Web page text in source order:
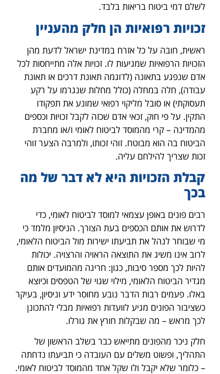
לשלם דמי ביטוח בריאות בלבד.
זכויות רפואיות הן חלק מהעניין
ראשית, חובה על כל אזרח במדינת ישראל לדעת מהן
הזכויות הרפואיות שמגיעות לו. זכויות אלה מתייחסות לכל
אדם שנפגע בתאונה (לדוגמה תאונת דרכים או תאונת
עבודה), חלה במחלה (כולל מחלות שנגרמו על רקע
תעסוקתי) או סובל מליקוי רפואי שמונע את תפקודו
התקין. על פי חוק, זכאי אדם שכזה לקבל זכויות וכספים
מהמדינה – קרי מהמוסד לביטוח לאומי ו/או מחברת
הביטוח בה הוא מבוטח. זוהי זכותו, ולמרבה הצער זוהי
זכות שצריך להילחם עליה.
קבלת הזכויות היא לא דבר של מה
בכך
רבים פונים באופן עצמאי למוסד לביטוח לאומי, כדי
לדרוש את אותם הכספים בעת הצורך. הניסיון מלמד כי
מי שבוחר לנהל את תביעתו ישירות מול הביטוח הלאומי,
לרוב אינו משיג את התוצאה הראויה והרצויה. יכולות
להיות לכך מספר סיבות, כגון: חריגה מהמועדים אותם
מגדיר הביטוח הלאומי, מילוי שגוי של הטפסים וכיוצא
באלו. פעמים רבות הדבר נובע מחוסר ידע וניסיון, בעיקר
כשציבור הפונים מגיע לוועדות רפואיות מבלי להתכונן
לכך מראש – מה שבקלות חורץ את גורלו.
חלק ניכר מהפונים מתייאש כבר בשלב הראשון של
התהליך, ופשוט משלים עם העובדה כי תביעתו נדחתה
– כלומר שלא יקבל ולו שקל אחד מהמוסד לביטוח לאומי.